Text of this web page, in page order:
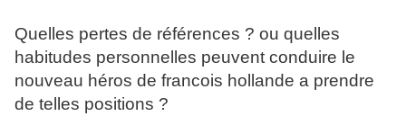
Quelles pertes de références ? ou quelles
habitudes personnelles peuvent conduire le
nouveau héros de francois hollande a prendre
de telles positions ?